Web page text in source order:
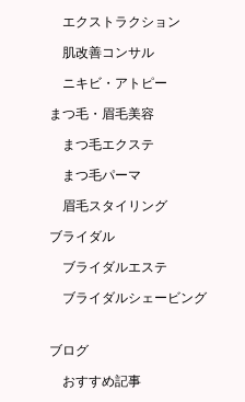
エクストラクション
肌改善コンサル
ニキビ・アトピー
まつ毛・眉毛美容
まつ毛エクステ
まつ毛パーマ
眉毛スタイリング
ブライダル
ブライダルエステ
ブライダルシェービング
ブログ
おすすめ記事